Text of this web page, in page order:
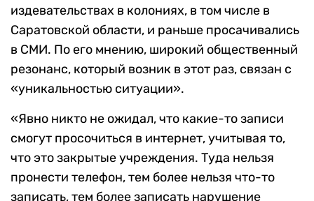
издевательствах в колониях, в том числе в
Саратовской области, и раньше просачивались
в СМИ. По его мнению, широкий общественный
резонанс, который возник в этот раз, связан с
«уникальностью ситуации».
«Явно никто не ожидал, что какие-то записи
смогут просочиться в интернет, учитывая то,
что это закрытые учреждения. Туда нельзя
пронести телефон, тем более нельзя что-то
записать, тем более записать нарушение